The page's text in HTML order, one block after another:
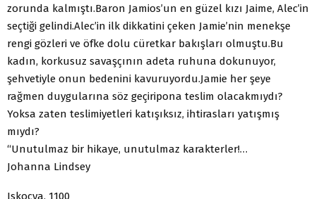
zorunda kalmıştı.Baron Jamios’un en güzel kızı Jaime, Alec’in
seçtiği gelindi.Alec’in ilk dikkatini çeken Jamie’nin menekşe
rengi gözleri ve öfke dolu cüretkar bakışları olmuştu.Bu
kadın, korkusuz savaşçının adeta ruhuna dokunuyor,
şehvetiyle onun bedenini kavuruyordu.Jamie her şeye
rağmen duygularına söz geçiripona teslim olacakmıydı?
Yoksa zaten teslimiyetleri katışıksız, ihtirasları yatışmış
mıydı?
“Unutulmaz bir hikaye, unutulmaz karakterler!…
Johanna Lindsey
Iskoçya, 1100